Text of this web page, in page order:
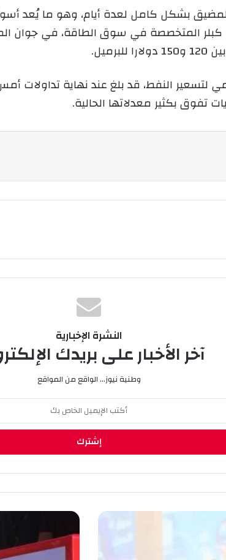
بشكل كامل لعدة أيام، وهو ما يُعد
المتخصصة في سوق الطاقة، في جوان
بكثير معدلاتها الحالية.
النشرة الإخبارية
آخر الأخبار على بريدك
وطنية نيوز... الواقع من المواقع
و
ر
ق